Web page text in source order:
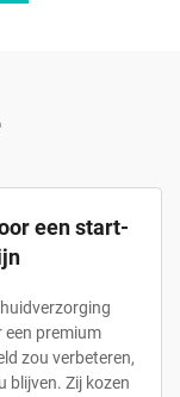
een start-
een premium
zou verbeteren,
blijven. Zij kozen